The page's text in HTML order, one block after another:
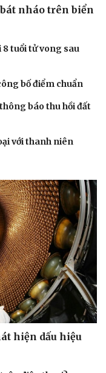
nháo trên biển
8 tuổi tử vong sau
bố điểm chuẩn
báo thu hồi đất
với thanh niên
hiện dấu hiệu